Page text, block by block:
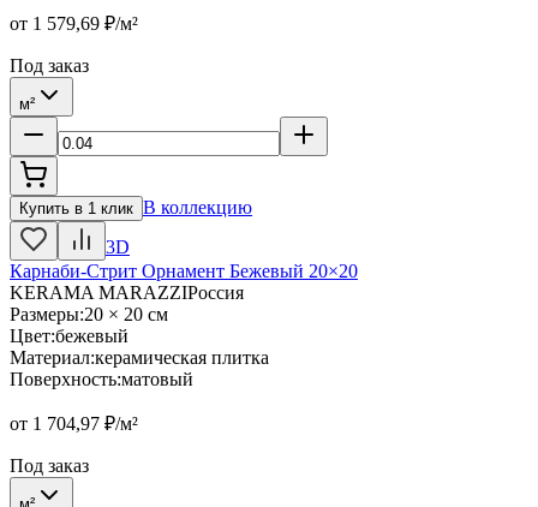
от 1 579,69 ₽/м²
Под заказ
м²
Купить в 1 клик В коллекцию
3D
Карнаби-Стрит Орнамент Бежевый 20×20
KERAMA MARAZZIРоссия
Размеры:20 × 20 см
Цвет:бежевый
Материал:керамическая плитка
Поверхность:матовый
от 1 704,97 ₽/м²
Под заказ